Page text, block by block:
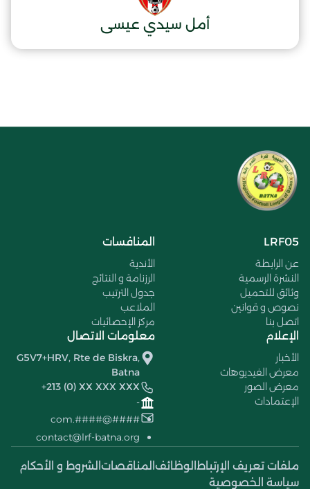
أمل سيدي عيسى
LRF05
عن الرابطة
النشرة الرسمية
وثائق للتحميل
نصوص و قوانين
اتصل بنا
المنافسات
الأندية
الرزنامة و النتائج
جدول الترتيب
الملاعب
مركز الإحصائيات
الإعلام
الأخبار
معرض الفيديوهات
معرض الصور
الإعتمادات
معلومات الاتصال
G5V7+HRV, Rte de Biskra,
Batna
+213 (0) XX XXX XXX
-
####@####.com
contact@lrf-batna.org
ملفات تعريف الإرتباط الوظائف المناقصات الشروط و الأحكام
سياسة الخصوصية